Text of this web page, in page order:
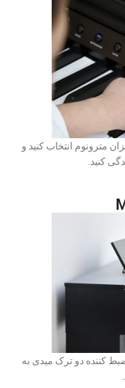
از بین 55 قطعه موسیقی و 11 میزان مترونوم انتخاب کنید و
کنید.
کننده دو ترک میدی به